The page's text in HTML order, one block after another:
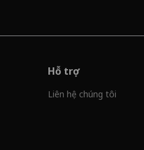
Hỗ trợ
Liên hệ chúng tôi